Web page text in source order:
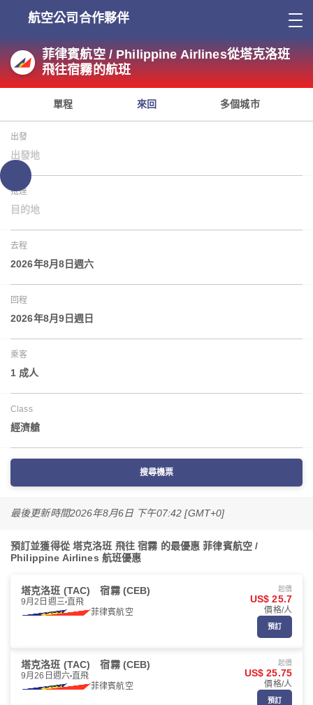
航空公司合作夥伴
菲律賓航空 / Philippine Airlines從塔克洛班
飛往宿霧的航班
單程 來回 多個城市
出發
出發地
抵達
目的地
去程
2026年8月8日週六
回程
2026年8月9日週日
乘客
1 成人
Class
經濟艙
搜尋機票
最後更新時間2026年8月6日 下午07:42 [GMT+0]
預訂並獲得從 塔克洛班 飛往 宿霧 的最優惠 菲律賓航空 /
Philippine Airlines 航班優惠
塔克洛班 (TAC) 宿霧 (CEB)
9月2日週三 直飛
菲律賓航空
起價
US$ 25.7
價格/人
預訂
塔克洛班 (TAC) 宿霧 (CEB)
9月26日週六 直飛
菲律賓航空
起價
US$ 25.75
價格/人
預訂